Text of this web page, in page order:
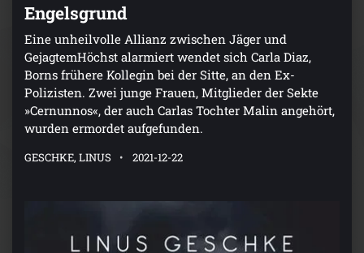
Engelsgrund
Eine unheilvolle Allianz zwischen Jäger und
GejagtemHöchst alarmiert wendet sich Carla Diaz,
Borns frühere Kollegin bei der Sitte, an den Ex-
Polizisten. Zwei junge Frauen, Mitglieder der Sekte
»Cernunnos«, der auch Carlas Tochter Malin angehört,
wurden ermordet aufgefunden.
GESCHKE, LINUS 2021-12-22